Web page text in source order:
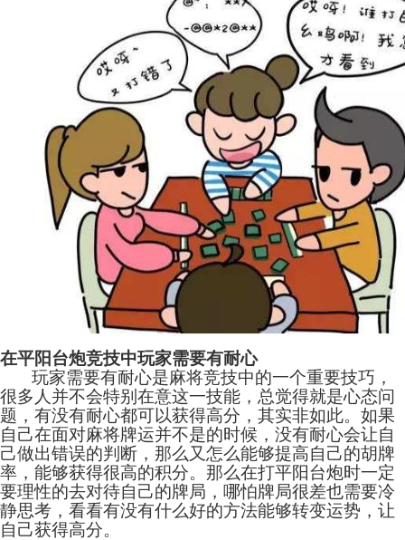
在平阳台炮竞技中玩家需要有耐心
玩家需要有耐心是麻将竞技中的一个重要技巧，
很多人并不会特别在意这一技能，总觉得就是心态问
题，有没有耐心都可以获得高分，其实非如此。如果
自己在面对麻将牌运并不是的时候，没有耐心会让自
己做出错误的判断，那么又怎么能够提高自己的胡牌
率，能够获得很高的积分。那么在打平阳台炮时一定
要理性的去对待自己的牌局，哪怕牌局很差也需要冷
静思考，看看有没有什么好的方法能够转变运势，让
自己获得高分。